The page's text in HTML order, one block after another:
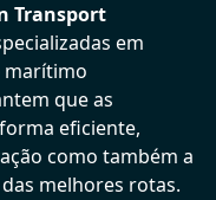
Transport
em
marítimo
que as
eficiente,
como também a
melhores rotas.